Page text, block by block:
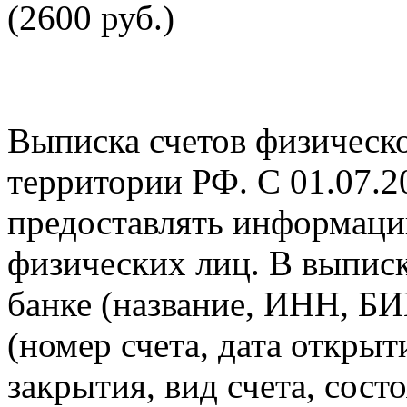
(2600 руб.)
Выписка счетов
территории РФ. С
предоставлять
физических лиц. В
банке (название, ИНН,
(номер счета, дата
закрытия, вид счета,